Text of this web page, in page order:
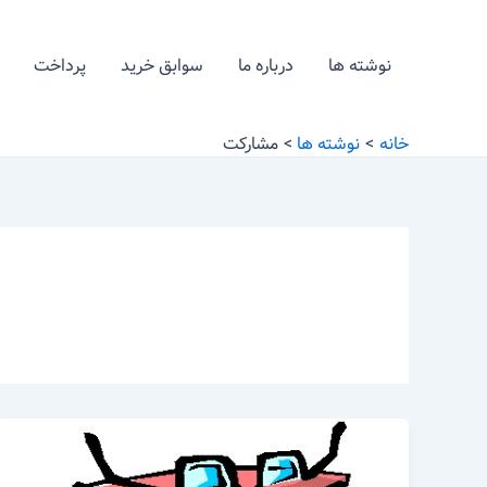
نوشته ها درباره ما سوابق خرید پرداخت
خانه نوشته ها مشارکت